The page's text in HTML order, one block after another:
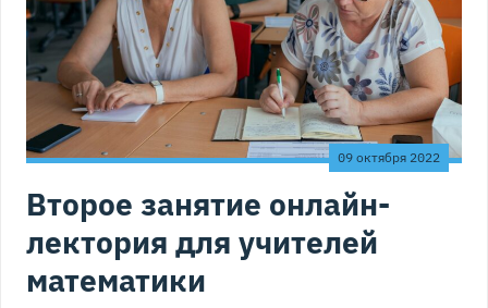
09 октября 2022
Второе занятие онлайн-
лектория для учителей
математики